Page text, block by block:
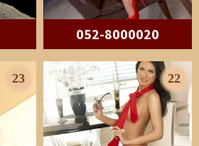
052-8000020
22
23